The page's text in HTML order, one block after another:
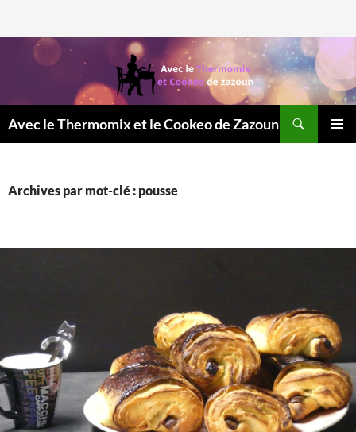
Avec le Thermomix et le Cookeo de Zazoun
Archives par mot-clé : pousse